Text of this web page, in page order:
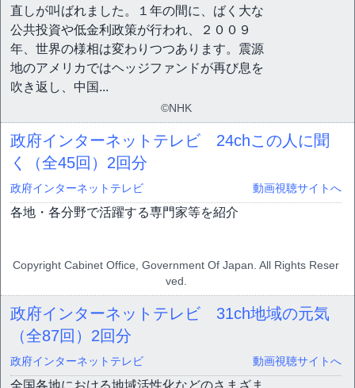
直しが叫ばれました。１年の間に、ばく大な
公共投資や低金利政策が行われ、２００９
年、世界の様相は変わりつつあります。震源
地のアメリカではヘッジファンドが再び息を
吹き返し、中国...
©NHK
政府インターネットテレビ 24chこの人に聞
く（全45回） 2回分
政府インターネットテレビ 動画視聴サイトへ
各地・各分野で活躍する専門家等を紹介
Copyright Cabinet Office, Government Of Japan. All Rights Reser
ved.
政府インターネットテレビ 31ch地域の元気
（全87回） 2回分
政府インターネットテレビ 動画視聴サイトへ
全国各地における地域活性化などのさまざま